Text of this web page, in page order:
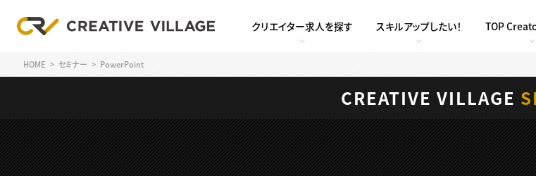
クリエイター求人を探す スキルアップしたい！ TOP
HOME セミナー PowerPoint
CREATIVE VILLAGE